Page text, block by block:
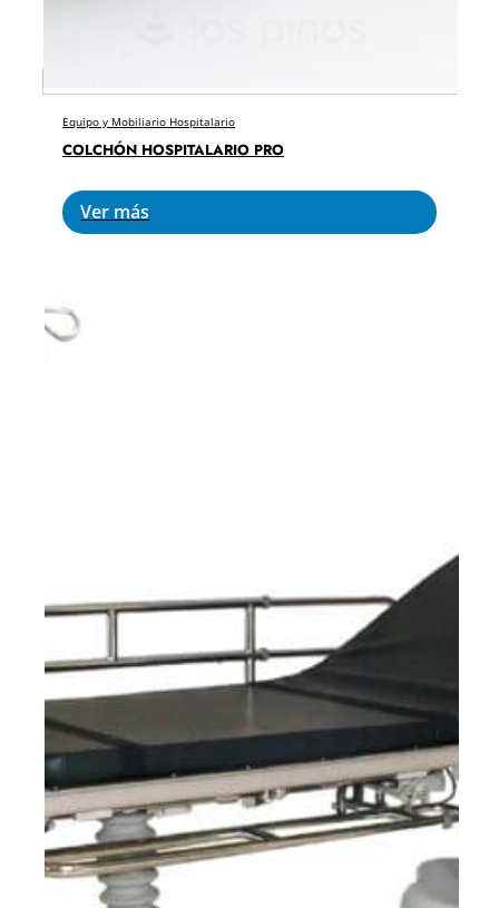
Equipo y Mobiliario Hospitalario
COLCHÓN HOSPITALARIO PRO
Ver más